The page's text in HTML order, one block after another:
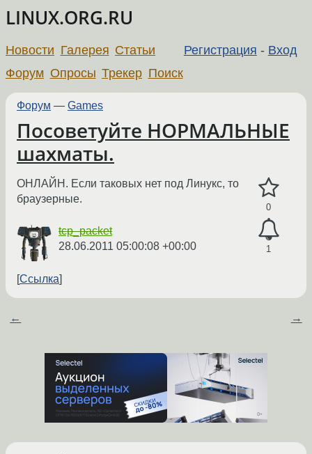
LINUX.ORG.RU
Регистрация - Вход
Новости Галерея Статьи
Форум Опросы Трекер Поиск
Форум — Games
Посоветуйте НОРМАЛЬНЫЕ
шахматы.
0
1
ОНЛАЙН. Если таковых нет под Линукс, то
браузерные.
tcp_packet
28.06.2011 05:00:08 +00:00
Ссылка
← →